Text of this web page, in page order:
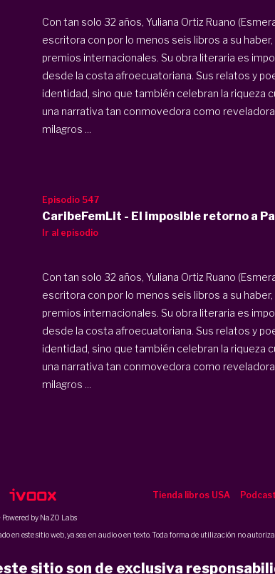
Con tan solo 32 años, Yuliana Ortiz Ruano
escritora con por lo menos seis libros a su
premios internacionales. Su obra literaria es
desde la costa afroecuatoriana. Sus relatos y
identidad, sino que también celebran la riqueza
una narrativa tan conmovedora como
milagros ...
Episodio 547
CaribeFemLit - El imposible retorno a
Ir al episodio
Con tan solo 32 años, Yuliana Ortiz Ruano
escritora con por lo menos seis libros a su
premios internacionales. Su obra literaria es
desde la costa afroecuatoriana. Sus relatos y
identidad, sino que también celebran la riqueza
una narrativa tan conmovedora como
milagros ...
Tienda libros USA Podcast
Powered by NaZO Labs
este sitio web, ya sea en audio o en texto. Toda forma de utilización no
sitio son de exclusiva